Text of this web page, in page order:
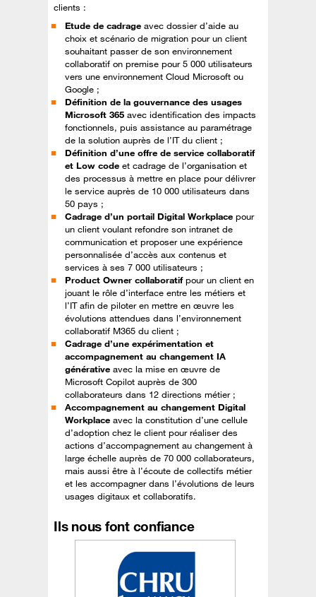
clients :
Etude de cadrage avec dossier d’aide au
choix et scénario de migration pour un client
souhaitant passer de son environnement
collaboratif on premise pour 5 000 utilisateurs
vers une environnement Cloud Microsoft ou
Google ;
Définition de la gouvernance des usages
Microsoft 365 avec identification des impacts
fonctionnels, puis assistance au paramétrage
de la solution auprès de l’IT du client ;
Définition d’une offre de service collaboratif
et Low code et cadrage de l’organisation et
des processus à mettre en place pour délivrer
le service auprès de 10 000 utilisateurs dans
50 pays ;
Cadrage d’un portail Digital Workplace pour
un client voulant refondre son intranet de
communication et proposer une expérience
personnalisée d’accès aux contenus et
services à ses 7 000 utilisateurs ;
Product Owner collaboratifpour un client en
jouant le rôle d’interface entre les métiers et
l’IT afin de piloter en mettre en œuvre les
évolutions attendues dans l’environnement
collaboratif M365 du client ;
Cadrage d’une expérimentation et
accompagnement au changement IA
générative avec la mise en œuvre de
Microsoft Copilot auprès de 300
collaborateurs dans 12 directions métier ;
Accompagnement au changement Digital
Workplace avec la constitution d’une cellule
d’adoption chez le client pour réaliser des
actions d’accompagnement au changement à
large échelle auprès de 70 000 collaborateurs,
mais aussi être à l’écoute de collectifs métier
et les accompagner dans l’évolutions de leurs
usages digitaux et collaboratifs.
Ils nous font confiance